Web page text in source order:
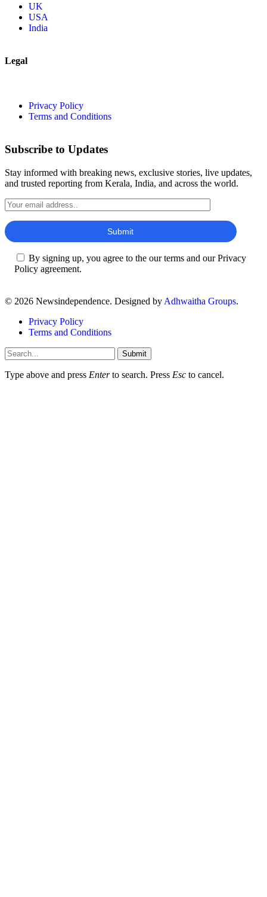
UK
USA
India
Legal
Privacy Policy
Terms and Conditions
Subscribe to Updates
Stay informed with breaking news, exclusive stories, live updates,
and trusted reporting from Kerala, India, and across the world.
By signing up, you agree to the our terms and our Privacy
Policy agreement.
© 2026 Newsindependence. Designed by Adhwaitha Groups.
Privacy Policy
Terms and Conditions
Submit
Type above and press Enterto search. Press Esc to cancel.